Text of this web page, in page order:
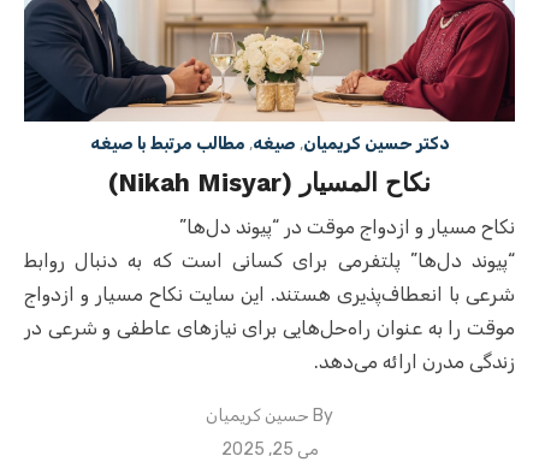
دکتر حسین کریمیان, صیغه, مطالب مرتبط با صیغه
نکاح المسیار (Nikah Misyar)
نکاح مسیار و ازدواج موقت در “پیوند دل‌ها”
“پیوند دل‌ها” پلتفرمی برای کسانی است که به دنبال روابط
شرعی با انعطاف‌پذیری هستند. این سایت نکاح مسیار و ازدواج
موقت را به عنوان راه‌حل‌هایی برای نیازهای عاطفی و شرعی در
زندگی مدرن ارائه می‌دهد.
By حسین کریمیان
Posted
می 25, 2025